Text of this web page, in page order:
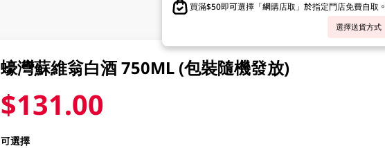
買滿$50即可選擇「網購店取」於指定門店免費自取。
選擇送貨方式
蠔灣蘇維翁白酒 750ML (包裝隨機發放)
$131.00
可選擇